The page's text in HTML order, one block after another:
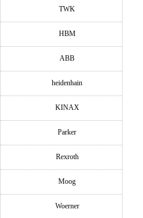
TWK
HBM
ABB
heidenhain
KINAX
Parker
Rexroth
Moog
Woerner